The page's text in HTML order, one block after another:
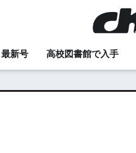
最新号 高校図書館で入手